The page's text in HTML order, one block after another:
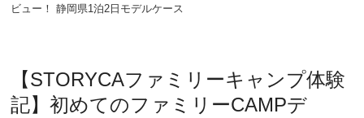
ビュー！ 静岡県1泊2日モデルケース
【STORYCAファミリーキャンプ体験
記】初めてのファミリーCAMPデ